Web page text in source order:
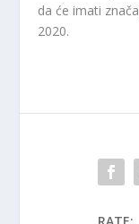
da će imati
2020.
RATE: